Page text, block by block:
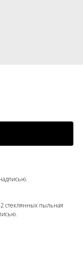
стеклянных пыльная